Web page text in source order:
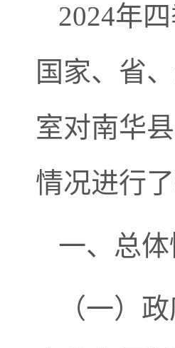
2024年
国家、省
室对南华
情况进行
一、总
（一）